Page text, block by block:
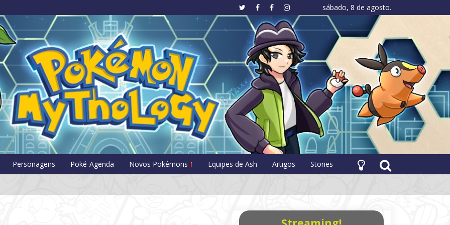
sábado, 8 de agosto.
Pokémon Mythology
Personagens Poké-Agenda Novos Pokémons Equipes de Ash Artigos Stories